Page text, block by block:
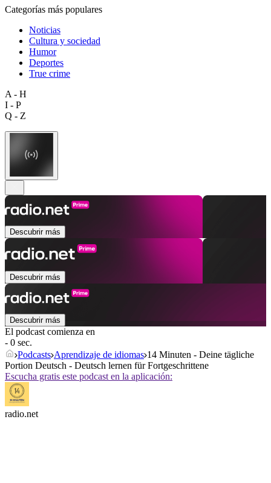
Categorías más populares
Noticias
Cultura y sociedad
Humor
Deportes
True crime
A - H
I - P
Q - Z
Descubrir más
Descubrir más
Descubrir más
El podcast comienza en
- 0 sec.
Podcasts Aprendizaje de idiomas 14 Minuten - Deine tägliche
Portion Deutsch - Deutsch lernen für Fortgeschrittene
Escucha gratis este podcast en la aplicación:
radio.net